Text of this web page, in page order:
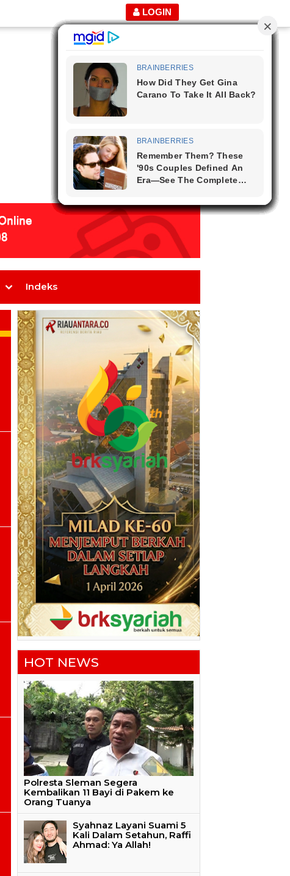
LOGIN
Indeks
HOT NEWS
Polresta Sleman Segera
Kembalikan 11 Bayi di Pakem ke
Orang Tuanya
Syahnaz Layani Suami 5
Kali Dalam Setahun, Raffi
Ahmad: Ya Allah!